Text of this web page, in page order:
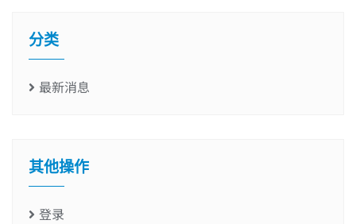
分类
最新消息
其他操作
登录